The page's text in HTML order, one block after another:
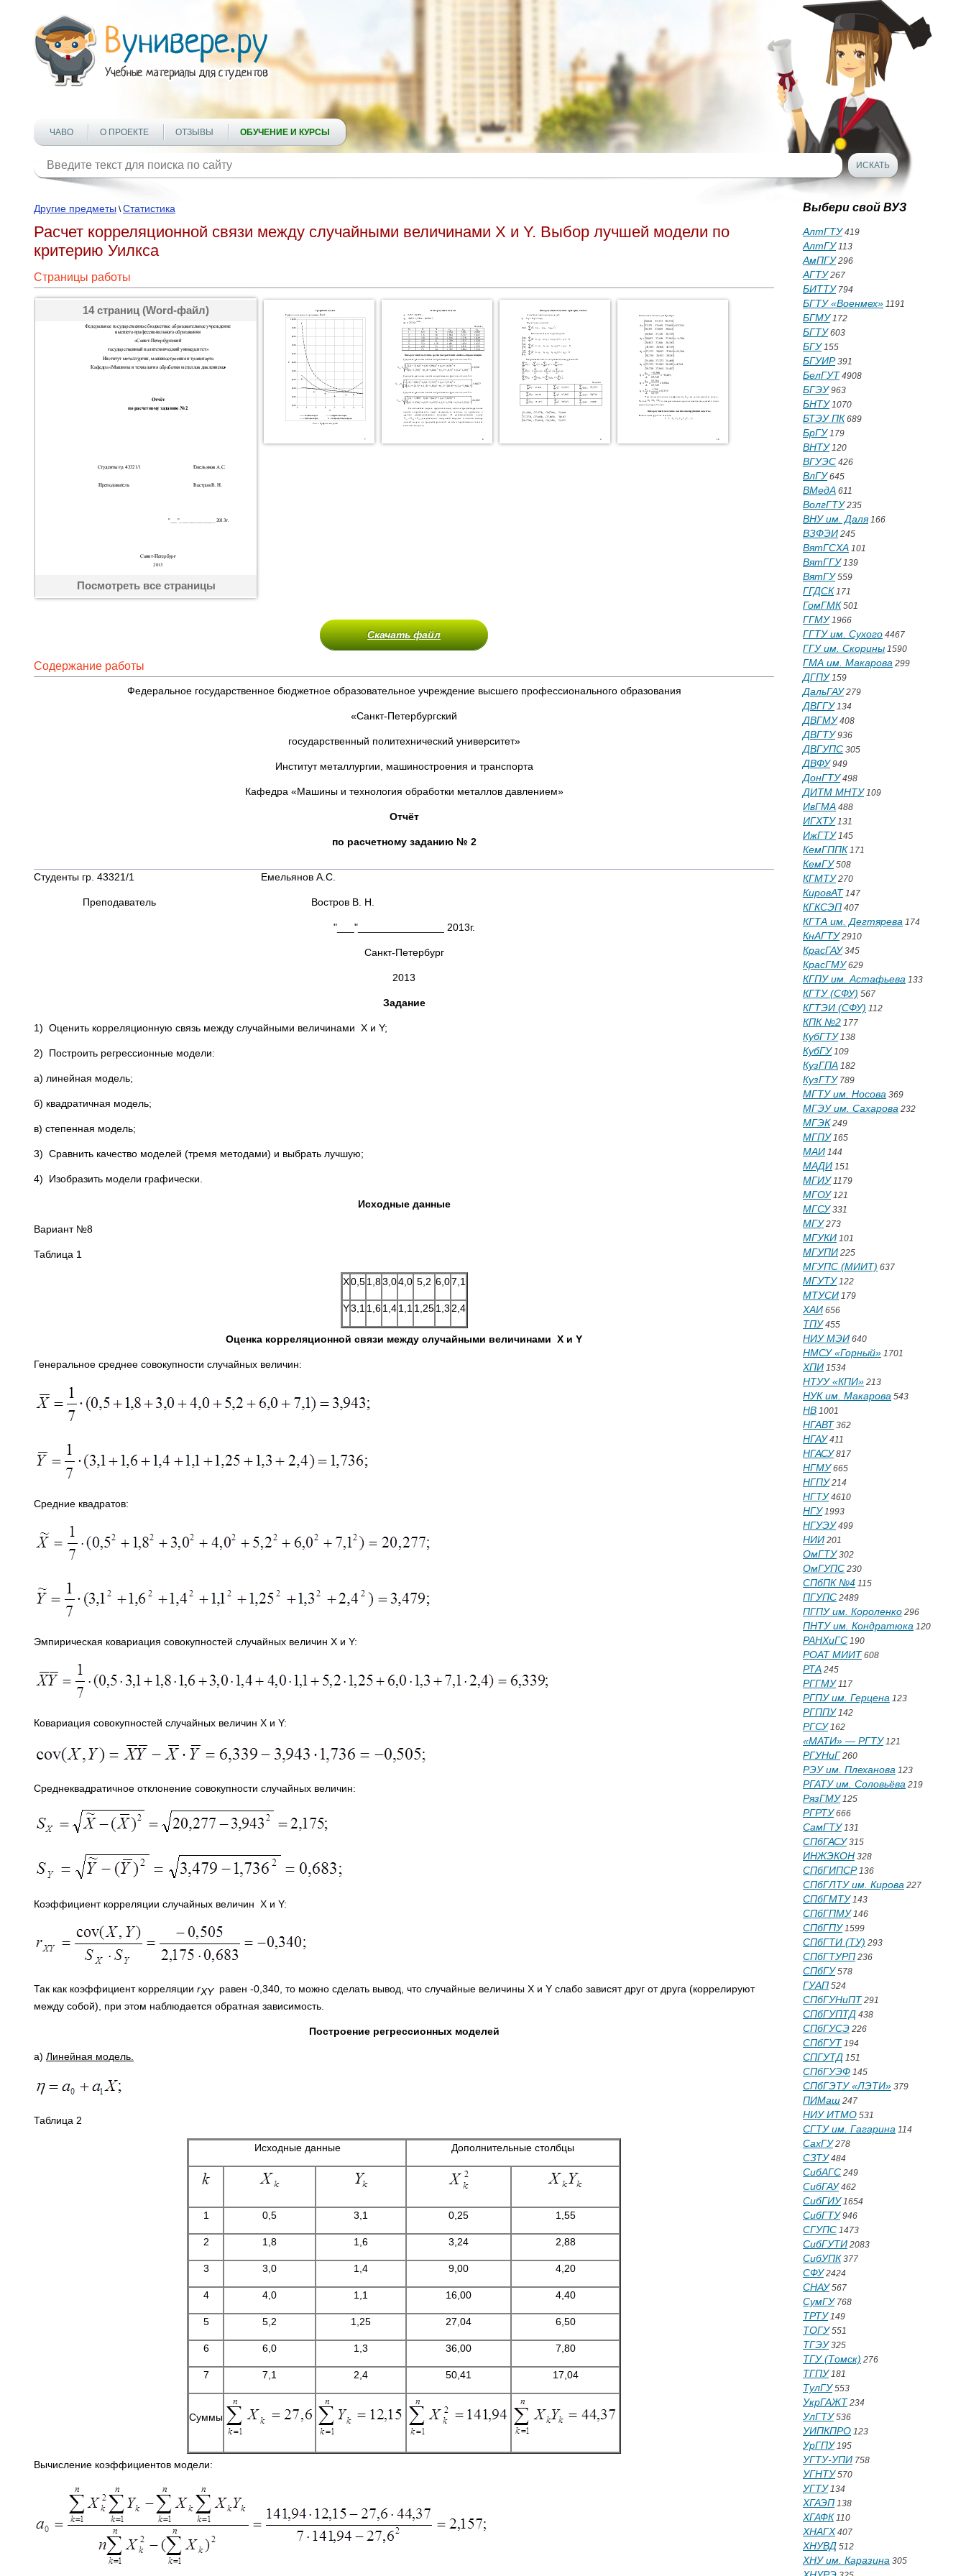
ЧАВО О ПРОЕКТЕ ОТЗЫВЫ ОБУЧЕНИЕ И КУРСЫ
Другие предметы \Статистика
Расчет корреляционной связи между случайными величинами X и Y. Выбор лучшей модели по
критерию Уилкса
Страницы работы
14 страниц (Word-файл)
Посмотреть все страницы
Скачать файл
Содержание работы
Федеральное государственное бюджетное образовательное учреждение высшего профессионального образования
«Санкт-Петербургский
государственный политехнический университет»
Институт металлургии, машиностроения и транспорта
Кафедра «Машины и технология обработки металлов давлением»
Отчёт
по расчетному заданию № 2
Студенты гр. 43321/1 Емельянов А.С.
Преподаватель Востров В. Н.
"___"_______________ 2013г.
Санкт-Петербург
2013
Задание
1) Оценить корреляционную связь между случайными величинами X и Y;
2) Построить регрессионные модели:
а) линейная модель;
б) квадратичная модель;
в) степенная модель;
3) Сравнить качество моделей (тремя методами) и выбрать лучшую;
4) Изобразить модели графически.
Исходные данные
Вариант №8
Таблица 1
Х0,5 1,83,04,0 5,2 6,07,1
Y3,1 1,6 1,4 1,1 1,25 1,3 2,4
Оценка корреляционной связи между случайными величинами X и Y
Генеральное среднее совокупности случайных величин:
Средние квадратов:
Эмпирическая ковариация совокупностей случайных величин Х и Y:
Ковариация совокупностей случайных величин Х и Y:
Среднеквадратичное отклонение совокупности случайных величин:
Коэффициент корреляции случайных величин X и Y:
Так как коэффициент корреляции rXYравен -0,340, то можно сделать вывод, что случайные величины X и Y слабо зависят друг от друга (коррелируют
между собой), при этом наблюдается обратная зависимость.
Построение регрессионных моделей
а) Линейная модель.
Таблица 2
Исходные данные Дополнительные столбцы
1 0,5 3,1 0,25 1,55
2 1,8 1,6 3,24 2,88
3 3,0 1,4 9,00 4,20
4 4,0 1,1 16,00 4,40
5 5,2 1,25 27,04 6,50
6 6,0 1,3 36,00 7,80
7 7,1 2,4 50,41 17,04
Суммы
Вычисление коэффициентов модели:
Выбери свой ВУЗ
АлтГТУ419
АлтГУ113
АмПГУ296
АГТУ267
БИТТУ794
БГТУ «Военмех» 1191
БГМУ172
БГТУ603
БГУ155
БГУИР391
БелГУТ 4908
БГЭУ963
БНТУ1070
БТЭУ ПК 689
БрГУ179
ВНТУ120
ВГУЭС 426
ВлГУ645
ВМедА 611
ВолгГТУ235
ВНУ им. Даля166
ВЗФЭИ 245
ВятГСХА 101
ВятГГУ139
ВятГУ559
ГГДСК 171
ГомГМК 501
ГГМУ1966
ГГТУ им. Сухого 4467
ГГУ им. Скорины 1590
ГМА им. Макарова 299
ДГПУ159
ДальГАУ279
ДВГГУ134
ДВГМУ408
ДВГТУ936
ДВГУПС 305
ДВФУ949
ДонГТУ498
ДИТМ МНТУ109
ИвГМА 488
ИГХТУ131
ИжГТУ145
КемГППК 171
КемГУ508
КГМТУ270
КировАТ 147
КГКСЭП 407
КГТА им. Дегтярева 174
КнАГТУ2910
КрасГАУ345
КрасГМУ629
КГПУ им. Астафьева 133
КГТУ (СФУ) 567
КГТЭИ (СФУ) 112
КПК №2 177
КубГТУ138
КубГУ109
КузГПА 182
КузГТУ789
МГТУ им. Носова 369
МГЭУ им. Сахарова 232
МГЭК 249
МГПУ165
МАИ 144
МАДИ 151
МГИУ1179
МГОУ121
МГСУ331
МГУ273
МГУКИ 101
МГУПИ 225
МГУПС (МИИТ) 637
МГУТУ122
МТУСИ 179
ХАИ 656
ТПУ455
НИУ МЭИ 640
НМСУ «Горный» 1701
ХПИ 1534
НТУУ «КПИ» 213
НУК им. Макарова 543
НВ 1001
НГАВТ 362
НГАУ411
НГАСУ817
НГМУ665
НГПУ214
НГТУ4610
НГУ1993
НГУЭУ499
НИИ 201
ОмГТУ302
ОмГУПС 230
СПбПК №4 115
ПГУПС 2489
ПГПУ им. Короленко 296
ПНТУ им. Кондратюка 120
РАНХиГС 190
РОАТ МИИТ 608
РТА 245
РГГМУ117
РГПУ им. Герцена 123
РГППУ142
РГСУ162
«МАТИ» — РГТУ121
РГУНиГ 260
РЭУ им. Плеханова 123
РГАТУ им. Соловьёва 219
РязГМУ125
РГРТУ666
СамГТУ131
СПбГАСУ315
ИНЖЭКОН 328
СПбГИПСР136
СПбГЛТУ им. Кирова 227
СПбГМТУ143
СПбГПМУ146
СПбГПУ1599
СПбГТИ (ТУ) 293
СПбГТУРП 236
СПбГУ578
ГУАП 524
СПбГУНиПТ 291
СПбГУПТД 438
СПбГУСЭ 226
СПбГУТ 194
СПГУТД 151
СПбГУЭФ 145
СПбГЭТУ «ЛЭТИ» 379
ПИМаш 247
НИУ ИТМО 531
СГТУ им. Гагарина 114
СахГУ278
СЗТУ484
СибАГС 249
СибГАУ462
СибГИУ1654
СибГТУ946
СГУПС 1473
СибГУТИ 2083
СибУПК 377
СФУ2424
СНАУ567
СумГУ768
ТРТУ149
ТОГУ551
ТГЭУ325
ТГУ (Томск) 276
ТГПУ181
ТулГУ553
УкрГАЖТ 234
УлГТУ536
УИПКПРО 123
УрГПУ195
УГТУ-УПИ 758
УГНТУ570
УГТУ134
ХГАЭП 138
ХГАФК 110
ХНАГХ 407
ХНУВД 512
ХНУ им. Каразина 305